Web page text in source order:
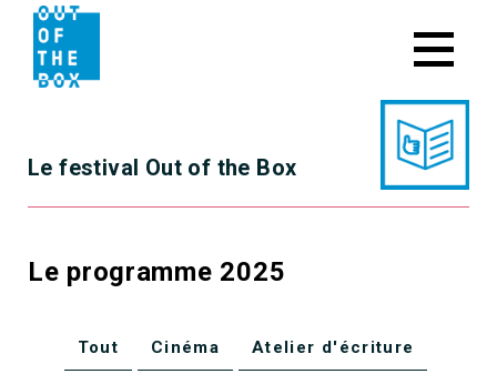
Skip
content
Le festival Out of the Box
Le programme 2025
Tout Cinéma Atelier d'écriture